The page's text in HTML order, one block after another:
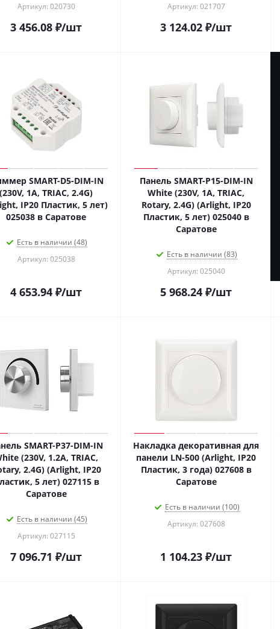
Артикул: 020730
3 456.08 ₽/шт
Артикул: 021707
3 124.02 ₽/шт
SMART-D5-DIM-IN
(230V, 1A, TRIAC, 2.4G)
IP20 Пластик, 5 лет)
025038 в Саратове
Есть в наличии (48)
Артикул: 025038
4 653.94 ₽/шт
Панель SMART-P15-DIM-IN
White (230V, 1A, TRIAC,
Rotary, 2.4G) (Arlight, IP20
Пластик, 5 лет) 025040 в
Саратове
Есть в наличии (83)
Артикул: 025040
5 968.24 ₽/шт
SMART-P37-DIM-IN
(230V, 1.2A, TRIAC,
2.4G) (Arlight, IP20
5 лет) 027115 в
Саратове
Есть в наличии (45)
Артикул: 027115
7 096.71 ₽/шт
Накладка декоративная для
панели LN-500 (Arlight, IP20
Пластик, 3 года) 027608 в
Саратове
Есть в наличии (100)
Артикул: 027608
1 104.23 ₽/шт